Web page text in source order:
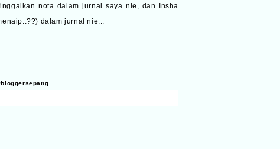
nota dalam jurnal saya nie, dan Insha
dalam jurnal nie...